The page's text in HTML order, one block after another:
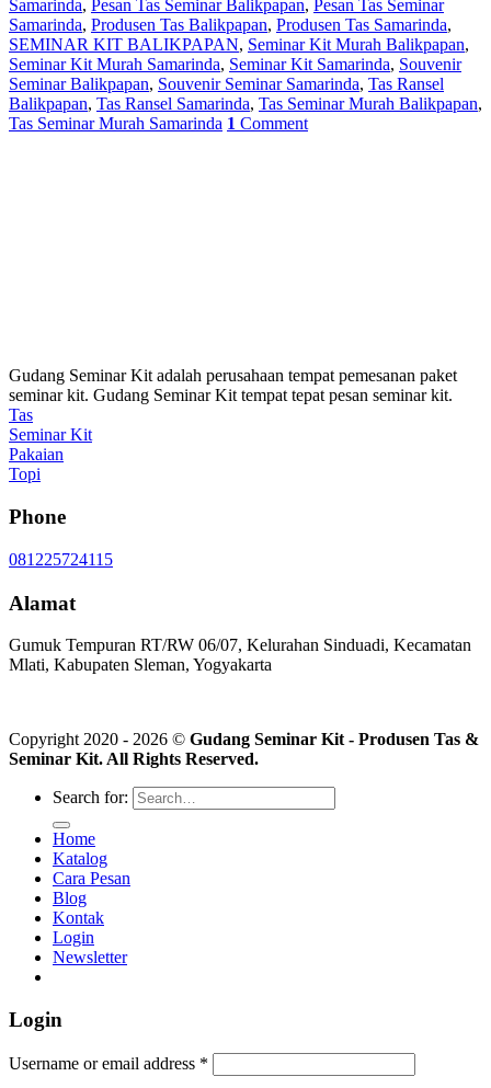
Samarinda, Pesan Tas Seminar Balikpapan, Pesan Tas Seminar
Samarinda, Produsen Tas Balikpapan, Produsen Tas Samarinda,
SEMINAR KIT BALIKPAPAN, Seminar Kit Murah Balikpapan,
Seminar Kit Murah Samarinda, Seminar Kit Samarinda, Souvenir
Seminar Balikpapan, Souvenir Seminar Samarinda, Tas Ransel
Balikpapan, Tas Ransel Samarinda, Tas Seminar Murah Balikpapan,
Tas Seminar Murah Samarinda 1 Comment
Gudang Seminar Kit adalah perusahaan tempat pemesanan paket
seminar kit. Gudang Seminar Kit tempat tepat pesan seminar kit.
Tas
Seminar Kit
Pakaian
Topi
Phone
081225724115
Alamat
Gumuk Tempuran RT/RW 06/07, Kelurahan Sinduadi, Kecamatan
Mlati, Kabupaten Sleman, Yogyakarta
Copyright 2020 - 2026 © Gudang Seminar Kit - Produsen Tas &
Seminar Kit. All Rights Reserved.
Search for:
Home
Katalog
Cara Pesan
Blog
Kontak
Login
Newsletter
Login
Username or email address *